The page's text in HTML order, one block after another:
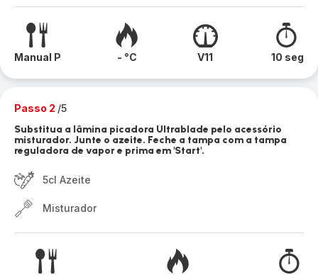
Manual P - °C V11 10 seg
Passo 2 /5
Substitua a lâmina picadora Ultrablade pelo acessório
misturador. Junte o azeite. Feche a tampa com a tampa
reguladora de vapor e prima em 'Start'.
5cl Azeite
Misturador